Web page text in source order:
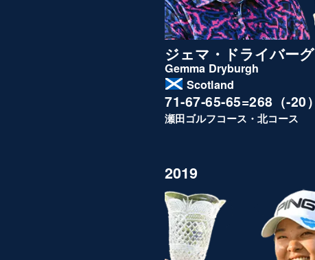
ジェマ・ドライバーグ
Gemma Dryburgh
Scotland
71-67-65-65=268（-20）
瀬田ゴルフコース・北コース
2019